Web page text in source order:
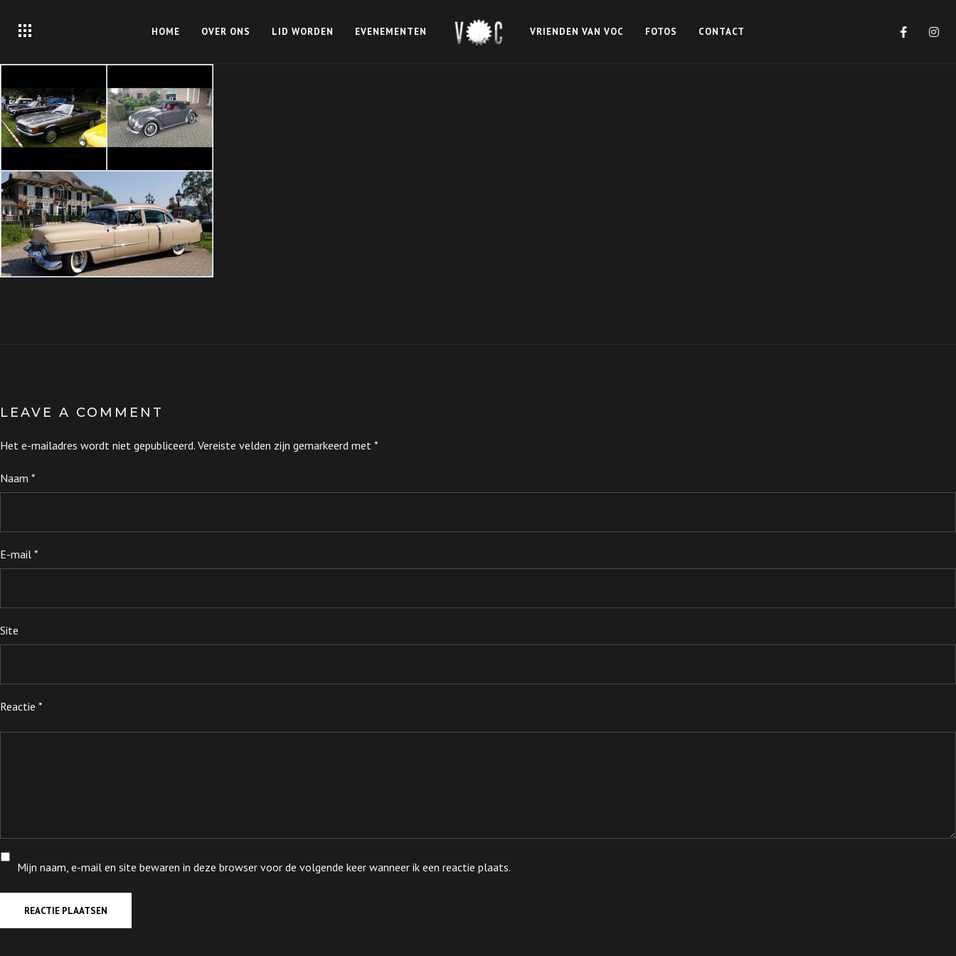
HOME OVER ONS LID WORDEN EVENEMENTEN VRIENDEN VAN VOC FOTOS CONTACT
LEAVE A COMMENT
Het e-mailadres wordt niet gepubliceerd. Vereiste velden zijn gemarkeerd met *
Naam *
E-mail *
Site
Reactie *
Mijn naam, e-mail en site bewaren in deze browser voor de volgende keer wanneer ik een reactie plaats.